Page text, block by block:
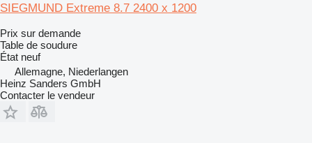
SIEGMUND Extreme 8.7 2400 x 1200
Prix sur demande
Table de soudure
État neuf
Allemagne, Niederlangen
Heinz Sanders GmbH
Contacter le vendeur